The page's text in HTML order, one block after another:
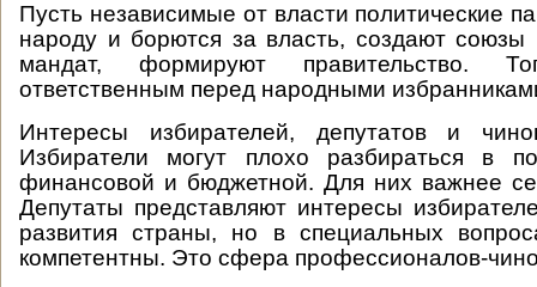
Пусть независимые от власти политические
народу и борются за власть, создают союзы
мандат, формируют правительство.
ответственным перед народными
Интересы избирателей, депутатов и
Избиратели могут плохо разбираться в
финансовой и бюджетной. Для них важнее
Депутаты представляют интересы
развития страны, но в специальных
компетентны. Это сфера профессионалов-